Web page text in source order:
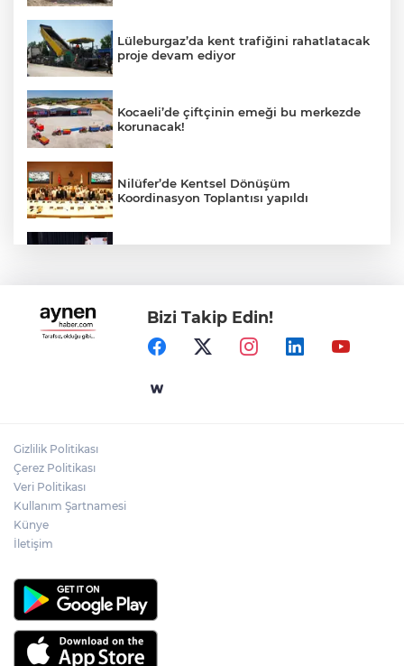
Lüleburgaz’da kent trafiğini rahatlatacak
proje devam ediyor
Kocaeli’de çiftçinin emeği bu merkezde
korunacak!
Nilüfer’de Kentsel Dönüşüm
Koordinasyon Toplantısı yapıldı
Başkan Akın Burhaniye’deki Satranç
Turnuvası Ödül Töreni’ne katıldı
Bahçelievler’de ‘Açık Hava Yaz
Bizi Takip Edin!
Gizlilik Politikası
Çerez Politikası
Veri Politikası
Kullanım Şartnamesi
Künye
İletişim